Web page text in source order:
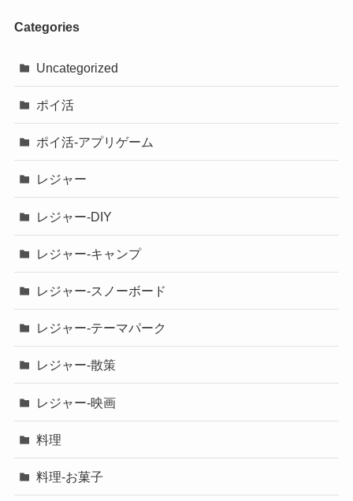
Categories
Uncategorized
ポイ活
ポイ活-アプリゲーム
レジャー
レジャー-DIY
レジャー-キャンプ
レジャー-スノーボード
レジャー-テーマパーク
レジャー-散策
レジャー-映画
料理
料理-お菓子